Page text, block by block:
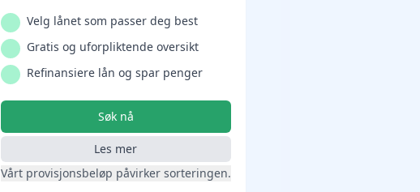
Velg lånet som passer deg best
Gratis og uforpliktende oversikt
Refinansiere lån og spar penger
Les mer
Søk nå
Vårt provisjonsbeløp påvirker sorteringen.